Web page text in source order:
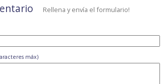
Rellena y envía el formulario!
máx)